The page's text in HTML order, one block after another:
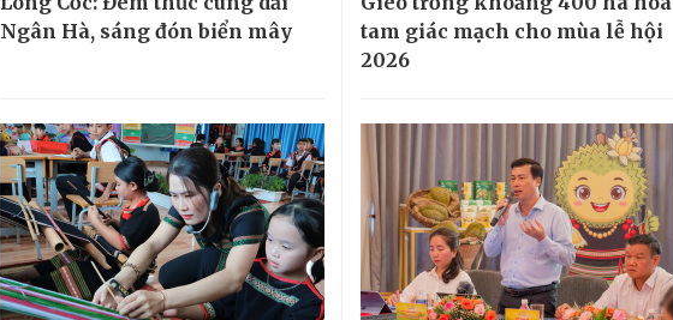
Ngân Hà, sáng đón biển mây
tam giác mạch cho mùa lễ hội
2026